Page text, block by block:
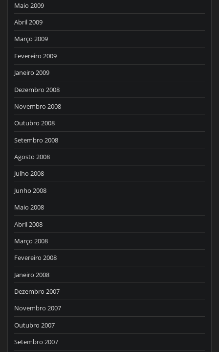
Maio 2009
Abril 2009
Março 2009
Fevereiro 2009
Janeiro 2009
Dezembro 2008
Novembro 2008
Outubro 2008
Setembro 2008
Agosto 2008
Julho 2008
Junho 2008
Maio 2008
Abril 2008
Março 2008
Fevereiro 2008
Janeiro 2008
Dezembro 2007
Novembro 2007
Outubro 2007
Setembro 2007